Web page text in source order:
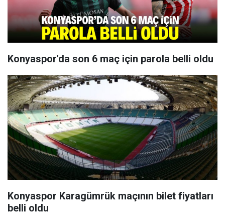
Konyaspor'da son 6 maç için parola belli oldu
Konyaspor Karagümrük maçının bilet fiyatları
belli oldu